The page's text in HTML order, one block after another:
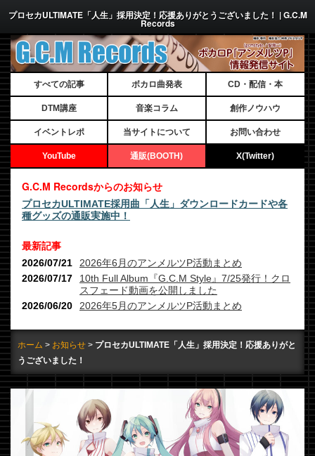
プロセカULTIMATE「人生」採用決定！応援ありがとうございました！ | G.C.M
Records
すべての記事 ボカロ曲発表 CD・配信・本
DTM講座 音楽コラム 創作ノウハウ
イベントレポ 当サイトについて お問い合わせ
YouTube 通販(BOOTH) X(Twitter)
G.C.M Recordsからのお知らせ
プロセカULTIMATE採用曲「人生」ダウンロードカードや各
種グッズの通販実施中！
最新記事
2026年6月のアンメルツP活動まとめ
2026/07/21
10th Full Album『G.C.M Style』7/25発行！クロ
スフェード動画を公開しました
2026/07/17
2026年5月のアンメルツP活動まとめ
2026/06/20
ホーム お知らせ
プロセカULTIMATE「人生」採用決定！応援ありがと
うございました！